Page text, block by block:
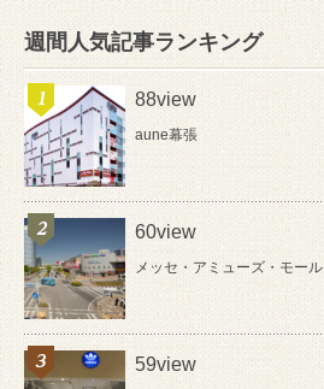
週間人気記事ランキング
88view
aune幕張
60view
メッセ・アミューズ・モール
59view